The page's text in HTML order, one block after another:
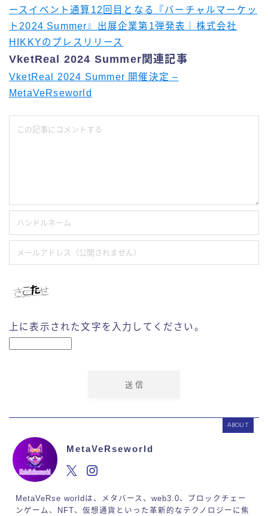
ースイベント通算12回目となる『バーチャルマーケッ
ト2024 Summer』出展企業第1弾発表｜株式会社
HIKKYのプレスリリース
VketReal 2024 Summer関連記事
VketReal 2024 Summer 開催決定 –
MetaVeRseworld
上に表示された文字を入力してください。
ABOUT
MetaVeRseworld
MetaVeRse worldは、メタバース、web3.0、ブロックチェー
ンゲーム、NFT、仮想通貨といった革新的なテクノロジーに焦